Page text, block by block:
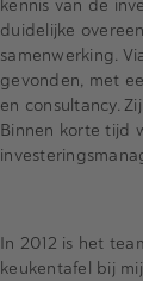
kennis van de
duidelijke
samenwerking.
gevonden, met
en consultancy.
Binnen korte tijd
In 2012 is het
keukentafel bij